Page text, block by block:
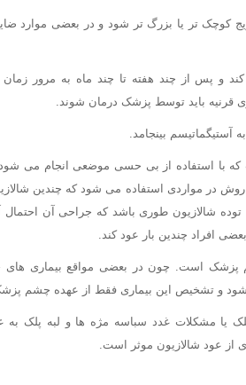
کوچک تر یا بزرگ تر شود و در بعضی موارد
و پس از چند هفته تا چند ماه به مرور
قرنیه باید توسط پزشک درمان شوند.
بینجامد.
با استفاده از بی حسی موضعی انجام می
روش در مواردی استفاده می شود که چندین
توده شالازیون طوری باشد که جراحی آن
افراد چندین بار عود کند.
پزشک است. چون در بعضی مواقع بیماری
و تشخیص این بیماری فقط از عهده چشم
یا مشکلات غدد سباسه مژه ها و لبه پلک به
از عود شالازیون موثر است.